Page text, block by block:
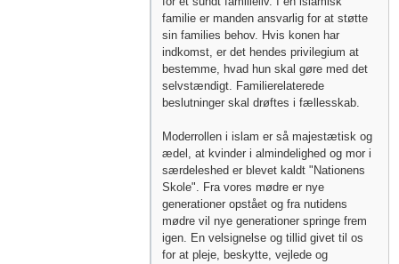
familie er manden ansvarlig for at støtte
sin families behov. Hvis konen har
indkomst, er det hendes privilegium at
bestemme, hvad hun skal gøre med det
selvstændigt. Familierelaterede
beslutninger skal drøftes i fællesskab.
Moderrollen i islam er så majestætisk og
ædel, at kvinder i almindelighed og mor i
særdeleshed er blevet kaldt "Nationens
Skole". Fra vores mødre er nye
generationer opstået og fra nutidens
mødre vil nye generationer springe frem
igen. En velsignelse og tillid givet til os
for at pleje, beskytte, vejlede og